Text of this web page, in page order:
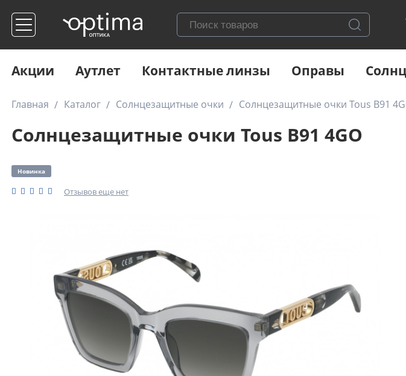
Акции Аутлет Контактные линзы Оправы
Главная Каталог Солнцезащитные очки Солнцезащитные очки Tous B91
Солнцезащитные очки Tous B91 4GO
Новинка
Отзывов еще нет